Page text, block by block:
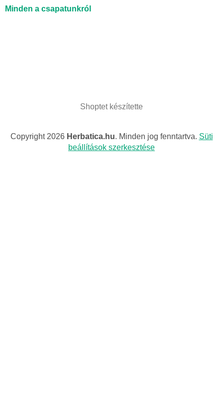
Minden a csapatunkról
Shoptet készítette
Copyright 2026 Herbatica.hu. Minden jog fenntartva. Süti
beállítások szerkesztése